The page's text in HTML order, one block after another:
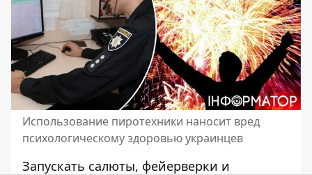
Использование пиротехники наносит вред
психологическому здоровью украинцев
Запускать салюты, фейерверки и